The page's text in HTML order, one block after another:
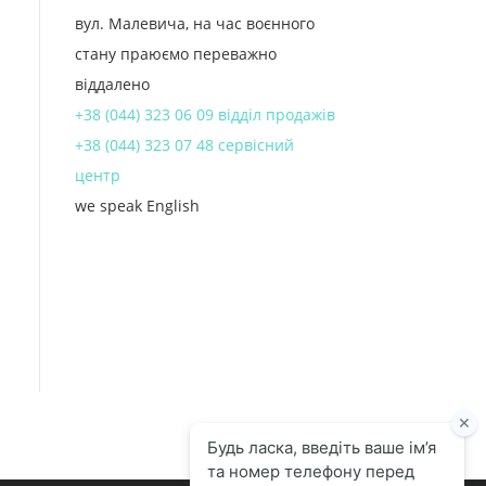
вул. Малевича, на час воєнного
стану праюємо переважно
віддалено
+38 (044) 323 06 09 відділ продажів
+38 (044) 323 07 48 сервісний
центр
we speak English